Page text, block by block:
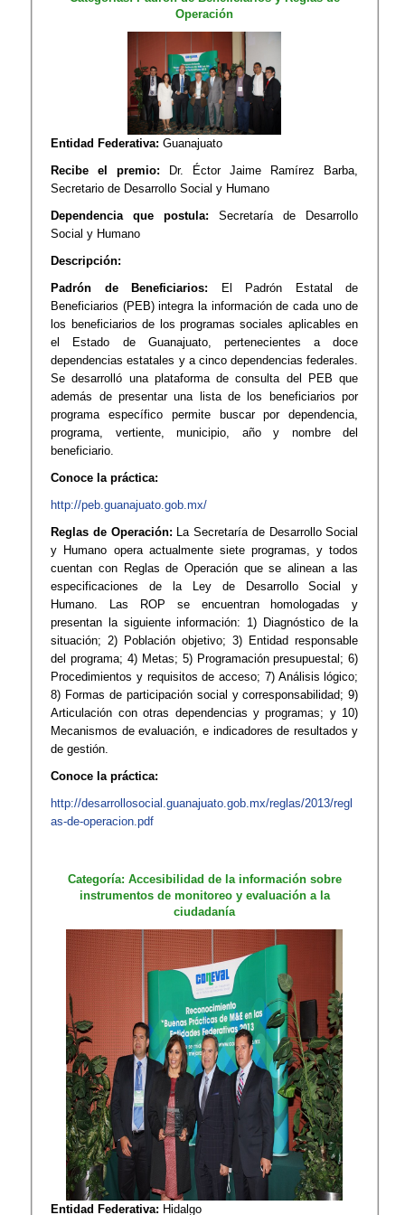
Operación
Entidad Federativa: Guanajuato
Recibe el premio: Dr. Éctor Jaime Ramírez Barba,
Secretario de Desarrollo Social y Humano
Dependencia que postula: Secretaría de Desarrollo
Social y Humano
Descripción:
Padrón de Beneficiarios: El Padrón Estatal de
Beneficiarios (PEB) integra la información de cada uno de
los beneficiarios de los programas sociales aplicables en
el Estado de Guanajuato, pertenecientes a doce
dependencias estatales y a cinco dependencias federales.
Se desarrolló una plataforma de consulta del PEB que
además de presentar una lista de los beneficiarios por
programa específico permite buscar por dependencia,
programa, vertiente, municipio, año y nombre del
beneficiario.
Conoce la práctica:
http://peb.guanajuato.gob.mx/​
Reglas de Operación: La Secretaría de Desarrollo Social
y Humano opera actualmente siete programas, y todos
cuentan con Reglas de Operación que se alinean a las
especificaciones de la Ley de Desarrollo Social y
Humano. Las ROP se encuentran homologadas y
presentan la siguiente información: 1) Diagnóstico de la
situación; 2) Población objetivo; 3) Entidad responsable
del programa; 4) Metas; 5) Programación presupuestal; 6)
Procedimientos y requisitos de acceso; 7) Análisis lógico;
8) Formas de participación social y corresponsabilidad; 9)
Articulación con otras dependencias y programas; y 10)
Mecanismos de evaluación, e indicadores de resultados y
de gestión.
Conoce la práctica:
http://desarrollosocial.guanajuato.gob.mx/reglas/2013/regl
as-de-operacion.pdf
Categoría: Accesibilidad de la información sobre
instrumentos de monitoreo y evaluación a la
ciudadanía
Entidad Federativa: Hidalgo